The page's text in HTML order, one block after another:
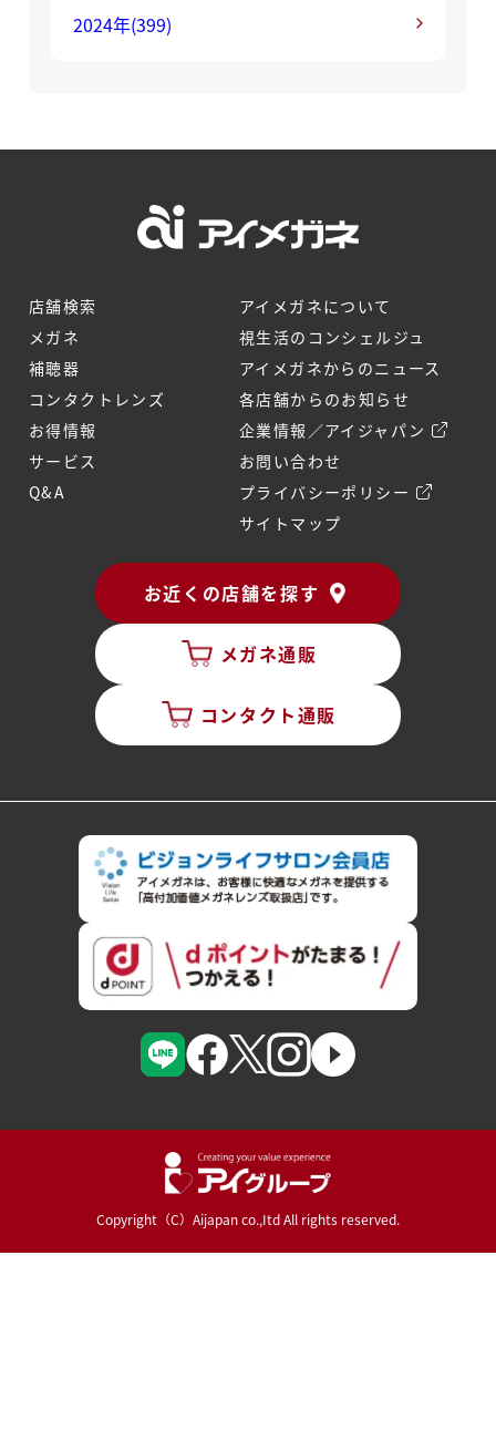
2024年(399)
店舗検索
メガネ
補聴器
コンタクトレンズ
お得情報
サービス
Q&A
アイメガネについて
視生活のコンシェルジュ
アイメガネからのニュース
各店舗からのお知らせ
企業情報／アイジャパン
お問い合わせ
プライバシーポリシー
サイトマップ
お近くの店舗を探す
メガネ通販
コンタクト通販
Copyright（C）Aijapan co.,Itd All rights reserved.